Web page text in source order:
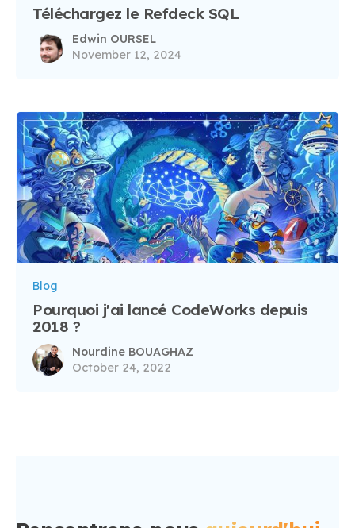
Téléchargez le Refdeck SQL
Edwin OURSEL
November 12, 2024
Blog
Pourquoi j'ai lancé CodeWorks depuis
2018 ?
Nourdine BOUAGHAZ
October 24, 2022